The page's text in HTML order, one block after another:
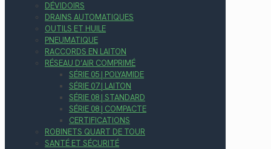
DÉVIDOIRS
DRAINS AUTOMATIQUES
OUTILS ET HUILE
PNEUMATIQUE
RACCORDS EN LAITON
RÉSEAU D’AIR COMPRIMÉ
SÉRIE 05 | POLYAMIDE
SÉRIE 07 | LAITON
SÉRIE 08 | STANDARD
SÉRIE 08 | COMPACTE
CERTIFICATIONS
ROBINETS QUART DE TOUR
SANTÉ ET SÉCURITÉ